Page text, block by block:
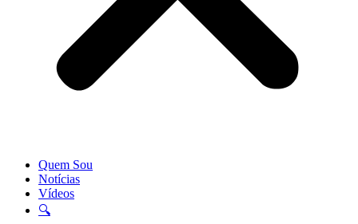
Quem Sou
Notícias
Vídeos
🔍